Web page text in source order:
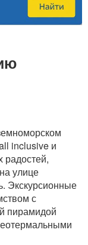
inclusive и
улице
Экскурсионные
с
пирамидой